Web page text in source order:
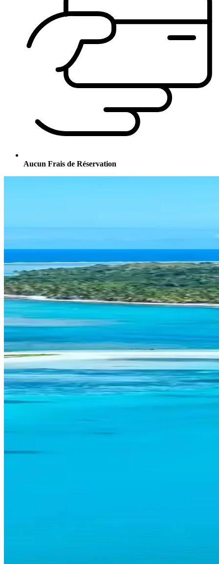
Aucun Frais de Réservation